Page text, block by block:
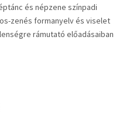
és népzene színpadi
zenés formanyelv és viselet
rámutató előadásaiban